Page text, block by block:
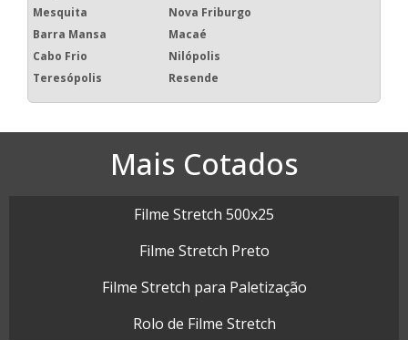
Mesquita
Nova Friburgo
Barra Mansa
Macaé
Cabo Frio
Nilópolis
Teresópolis
Resende
Mais Cotados
Filme Stretch 500x25
Filme Stretch Preto
Filme Stretch para Paletização
Rolo de Filme Stretch